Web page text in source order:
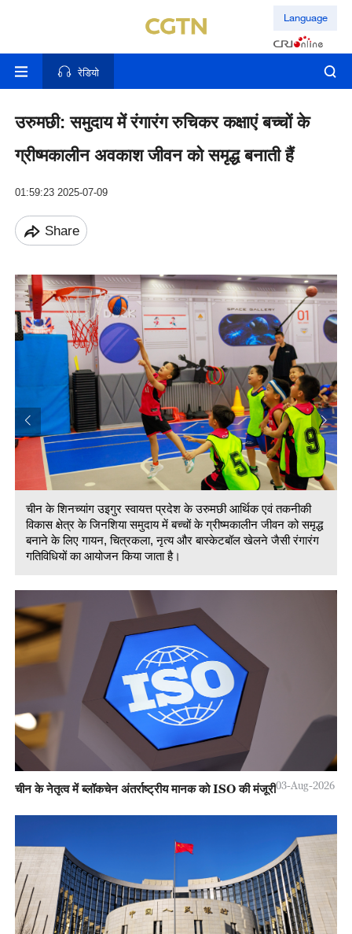
Language
रेडियो
उरुमछी: समुदाय में रंगारंग रुचिकर कक्षाएं बच्चों के
ग्रीष्मकालीन अवकाश जीवन को समृद्ध बनाती हैं
01:59:23 2025-07-09
Share
चीन के शिनच्यांग उइगुर स्वायत्त प्रदेश के उरुमछी आर्थिक एवं तकनीकी
विकास क्षेत्र के जिनशिया समुदाय में बच्चों के ग्रीष्मकालीन जीवन को समृद्ध
बनाने के लिए गायन, चित्रकला, नृत्य और बास्केटबॉल खेलने जैसी रंगारंग
गतिविधियों का आयोजन किया जाता है।
चीन के नेतृत्व में ब्लॉकचेन अंतर्राष्ट्रीय मानक को ISO की मंजूरी03-Aug-2026